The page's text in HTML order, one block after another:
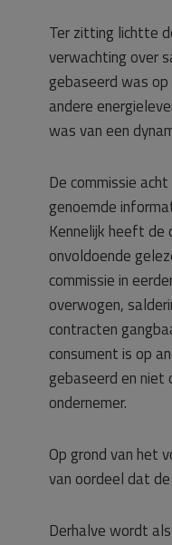
Ter zitting lichtte
verwachting over
gebaseerd was
andere
was van een
De commissie
genoemde
Kennelijk heeft de
onvoldoende
commissie in
overwogen,
contracten
consument is op
gebaseerd en niet
ondernemer.
Op grond van het
van oordeel dat
Derhalve wordt